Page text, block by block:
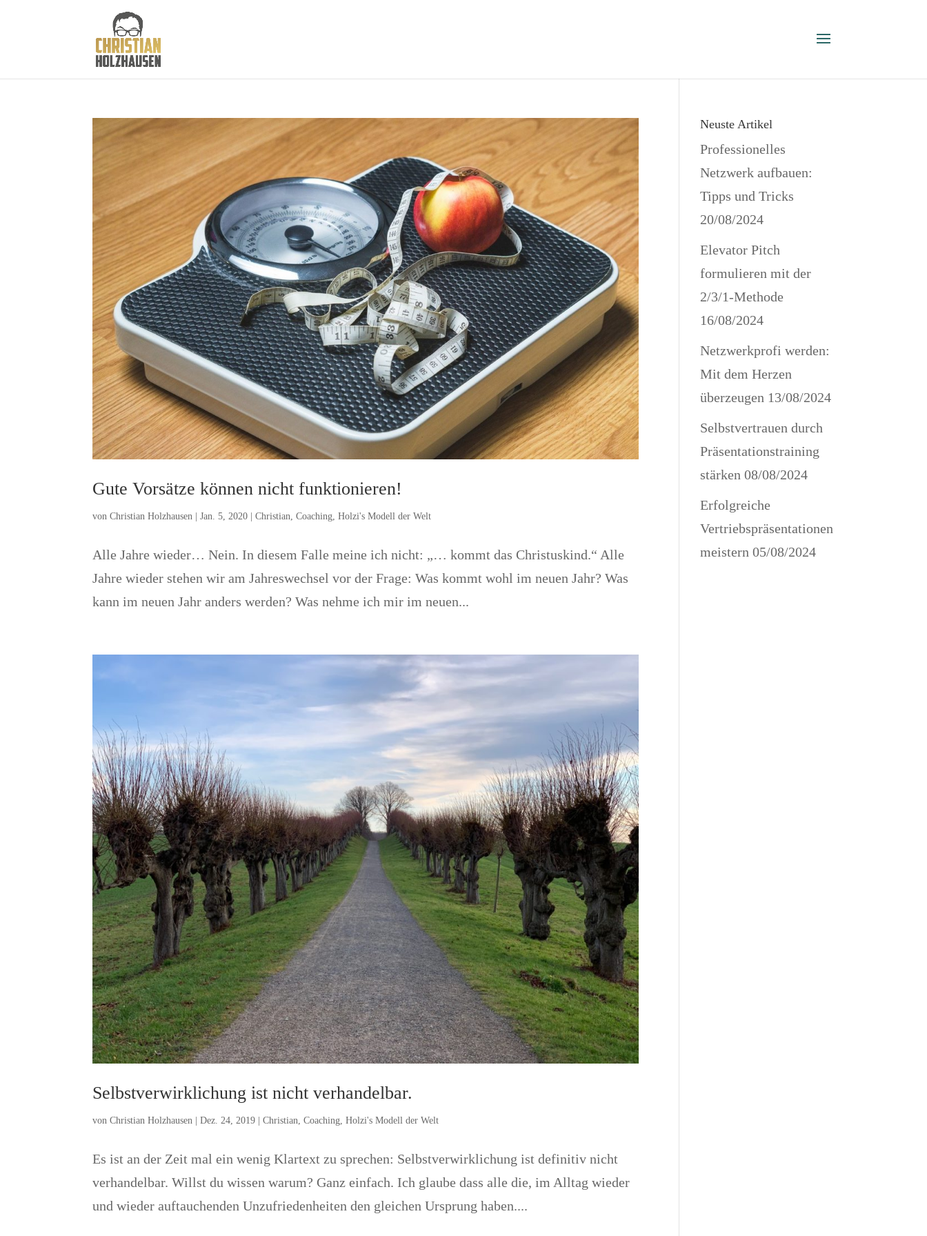
Gute Vorsätze können nicht funktionieren!
vonChristian Holzhausen |Jan. 5, 2020 |Christian ,Coaching ,Holzi's Modell der Welt
Alle Jahre wieder… Nein. In diesem Falle meine ich nicht: „… kommt das Christuskind.“ Alle
Jahre wieder stehen wir am Jahreswechsel vor der Frage: Was kommt wohl im neuen Jahr? Was
kann im neuen Jahr anders werden? Was nehme ich mir im neuen...
Selbstverwirklichung ist nicht verhandelbar.
vonChristian Holzhausen |Dez. 24, 2019 |Christian,Coaching,Holzi's Modell der Welt
Es ist an der Zeit mal ein wenig Klartext zu sprechen: Selbstverwirklichung ist definitiv nicht
verhandelbar. Willst du wissen warum? Ganz einfach. Ich glaube dass alle die, im Alltag wieder
und wieder auftauchenden Unzufriedenheiten den gleichen Ursprung haben....
Neuste Artikel
Professionelles
Netzwerk aufbauen:
Tipps und Tricks
20/08/2024
Elevator Pitch
formulieren mit der
2/3/1-Methode
16/08/2024
Netzwerkprofi werden:
Mit dem Herzen
überzeugen 13/08/2024
Selbstvertrauen durch
Präsentationstraining
stärken 08/08/2024
Erfolgreiche
Vertriebspräsentationen
meistern 05/08/2024